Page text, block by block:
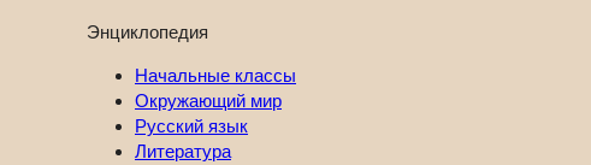
Энциклопедия
Начальные классы
Окружающий мир
Русский язык
Литература